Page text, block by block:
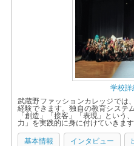
学校詳
武蔵野ファッションカレッジでは
経験できます。独自の教育システム
「創造」「接客」「表現」という
力」を実践的に身に付けていきます
基本情報 インタビュー